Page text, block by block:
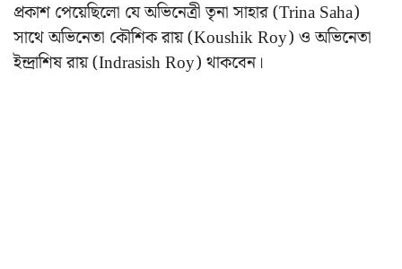
প্রকাশ পেয়েছিলো যে অভিনেত্রী তৃনা সাহার (Trina Saha)
সাথে অভিনেতা কৌশিক রায় (Koushik Roy) ও অভিনেতা
ইন্দ্রাশিষ রায় (Indrasish Roy) থাকবেন।